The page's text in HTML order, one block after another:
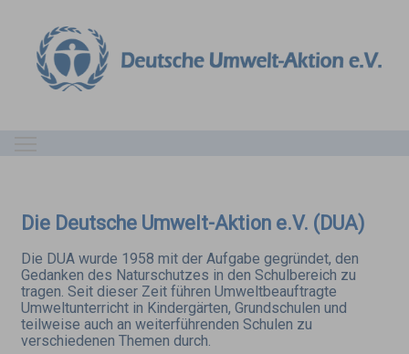
Die Deutsche Umwelt-Aktion e.V. (DUA)
Die DUA wurde 1958 mit der Aufgabe gegründet, den
Gedanken des Naturschutzes in den Schulbereich zu
tragen. Seit dieser Zeit führen Umweltbeauftragte
Umweltunterricht in Kindergärten, Grundschulen und
teilweise auch an weiterführenden Schulen zu
verschiedenen Themen durch.